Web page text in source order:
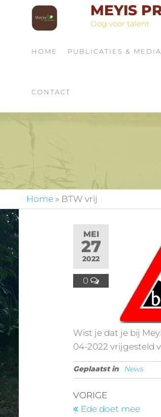
MEYIS
Oog voor talent
HOME PUBLICATIES & MEDIA
CONTACT
Home » BTW vrij
MEI
27
2022
0
Wist je dat je bij
04-2022 vrijgesteld
Geplaatst in News
VORIGE
Ede doet mee